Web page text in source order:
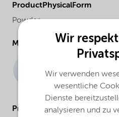
ProductPhysicalForm
Powder
Molecular drawing
ProductApplications
Wir
Wir verwenden
wesentliche
Dienste
analysieren und zu